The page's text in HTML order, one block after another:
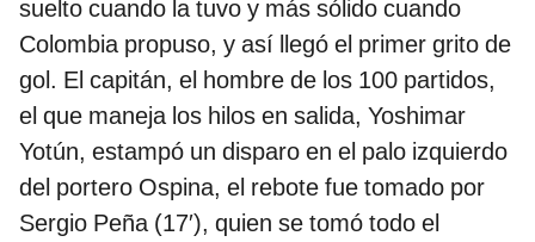
suelto cuando la tuvo y más sólido cuando
Colombia propuso, y así llegó el primer grito de
gol. El capitán, el hombre de los 100 partidos,
el que maneja los hilos en salida, Yoshimar
Yotún, estampó un disparo en el palo izquierdo
del portero Ospina, el rebote fue tomado por
Sergio Peña (17′), quien se tomó todo el